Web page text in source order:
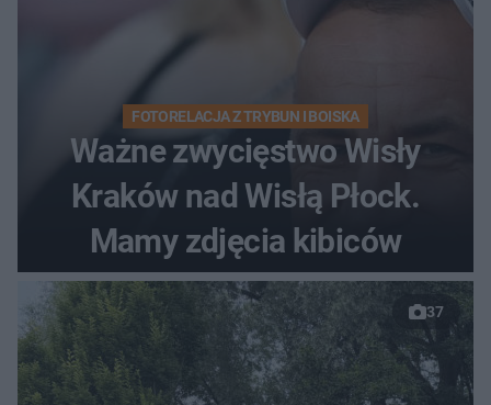
FOTORELACJA Z TRYBUN I BOISKA
Ważne zwycięstwo Wisły
Kraków nad Wisłą Płock.
Mamy zdjęcia kibiców
37